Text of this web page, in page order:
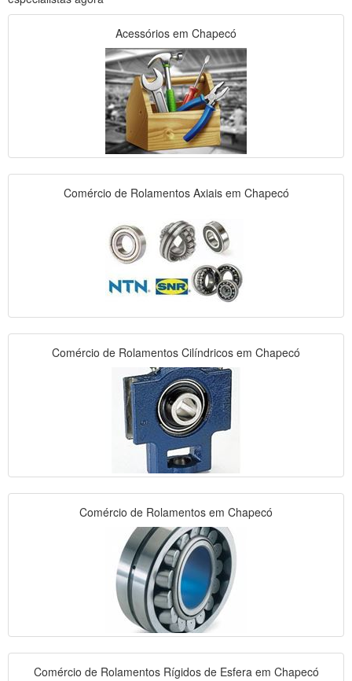
Acessórios em Chapecó
Comércio de Rolamentos Axiais em Chapecó
Comércio de Rolamentos Cilíndricos em Chapecó
Comércio de Rolamentos em Chapecó
Comércio de Rolamentos Rígidos de Esfera em Chapecó